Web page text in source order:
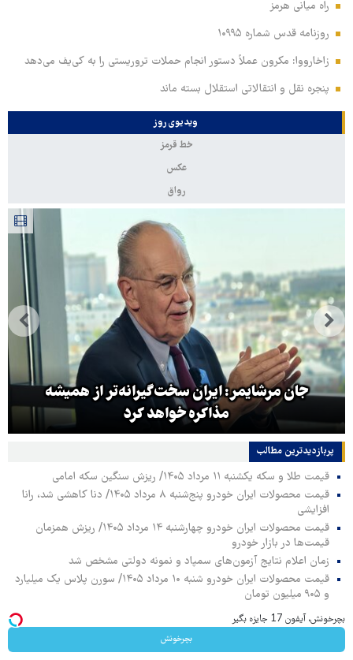
راه میانی هرمز
روزنامه قدس شماره ۱۰۹۹۵
زاخارووا: مکرون عملاً دستور انجام حملات تروریستی را به کی‌یف می‌دهد
پنجره‌ نقل و انتقالاتی استقلال بسته ماند
ویدیوی روز
خط قرمز
عکس
رواق
جان مرشایمر: ایران سخت‌گیرانه‌تر از همیشه
مذاکره خواهد کرد
پربازدیدترین‌ مطالب
قیمت طلا و سکه یکشنبه ۱۱ مرداد ۱۴۰۵/ ریزش سنگین سکه امامی
قیمت محصولات ایران خودرو پنج‌شنبه ۸ مرداد ۱۴۰۵/ دنا کاهشی شد، رانا
افزایشی
قیمت محصولات ایران خودرو چهارشنبه ۱۴ مرداد ۱۴۰۵/ ریزش همزمان
قیمت‌ها در بازار خودرو
زمان اعلام نتایج آزمون‌های سمپاد و نمونه دولتی مشخص شد
قیمت محصولات ایران خودرو شنبه ۱۰ مرداد ۱۴۰۵/ سورن پلاس یک میلیارد
و ۹۰۵ میلیون تومان
بچرخونش، آیفون 17 جایزه بگیر
بچرخونش